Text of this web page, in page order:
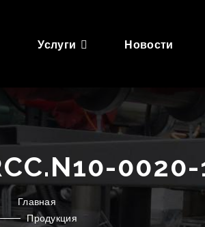
Услуги Новости
0020-
Главная
Продукция